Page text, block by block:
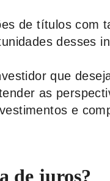
de títulos com
desses
que
as
e
de juros?